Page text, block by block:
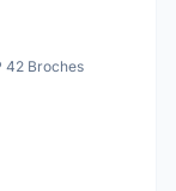
42 Broches